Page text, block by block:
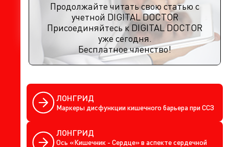
Продолжайте читать свою статью с
учетной DIGITAL DOCTOR
Присоединяйтесь к DIGITAL DOCTOR
уже сегодня.
Бесплатное членство!
ЛОНГРИД
Маркеры дисфункции кишечного барьера при ССЗ
ЛОНГРИД
Ось «Кишечник - Сердце» в аспекте сердечной